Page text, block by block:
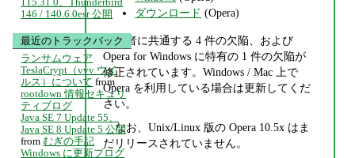
ダウンロード (Opera)
両者に共通する 4 件の欠陥、および
Opera for Windows に特有の 1 件の欠陥が
修正されています。Windows / Mac 上で
Opera を利用している場合は更新してくだ
さい。
なお、Unix/Linux 版の Opera 10.5x はま
だリリースされていません。
146 / 140.6.0esr 公開
最近のトラックバック
ランサムウェア
TeslaCrypt（vvv ウイ
ルス）について from
rootdown 情報セキュリ
ティブログ
Java SE 7 Update 55、
Java SE 8 Update 5 公開
from むぎの手記
Windows に更新プログ